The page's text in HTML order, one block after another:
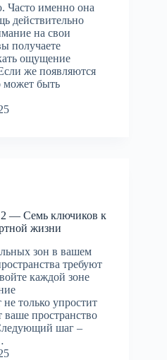
Часто именно она
действительно
на свои
получаете
ощущение
же появляются
может быть
2 — Семь ключиков к
жизни
зон в вашем
требуют
каждой зоне
только упростит
ваше пространство
шаг –